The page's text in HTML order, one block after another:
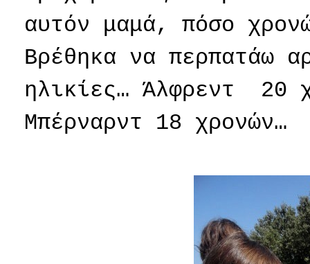
αυτόν μαμά, πόσο
Βρέθηκα να περπατάω
ηλικίες… Άλφρεντ
20
Μπέρναρντ 18 χρονών…